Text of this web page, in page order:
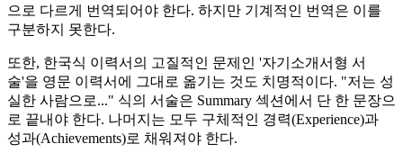
으로 다르게 번역되어야 한다. 하지만 기계적인 번역은 이를
구분하지 못한다.
또한, 한국식 이력서의 고질적인 문제인 '자기소개서형 서
술'을 영문 이력서에 그대로 옮기는 것도 치명적이다. "저는 성
실한 사람으로..." 식의 서술은 Summary 섹션에서 단 한 문장으
로 끝내야 한다. 나머지는 모두 구체적인 경력(Experience)과
성과(Achievements)로 채워져야 한다.